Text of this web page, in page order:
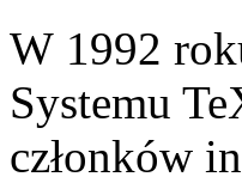
W 1992
Systemu
członków